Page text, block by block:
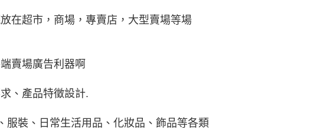
在超市，商場，專賣店，大型賣場等場
賣場廣告利器啊
、產品特徵設計.
服裝、日常生活用品、化妝品、飾品等各類